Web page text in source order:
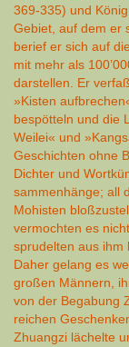
369-335) und
Gebiet, auf dem er
berief er sich auf
mit mehr als
darstellen. Er
»Kisten
bespötteln und die
Weilei« und
Geschichten ohne
Dichter und
sam­men­hänge; all
Mohisten
vermochten es
sprudelten aus ihm
Daher gelang es
großen Männern,
von der Begabung
reichen
Zhuangzi lächelte